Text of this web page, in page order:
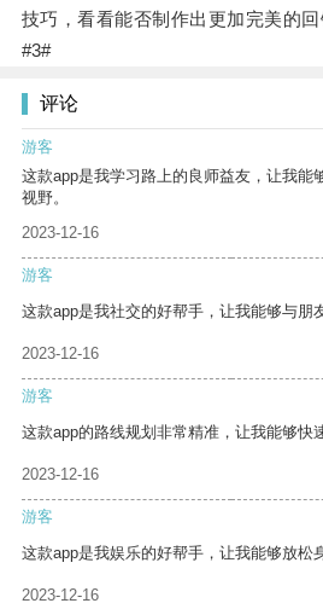
技巧，看看能否制作出更加完美的回
#3#
评论
游客
这款app是我学习路上的良师益友，让我能
视野。
2023-12-16
游客
这款app是我社交的好帮手，让我能够与朋
2023-12-16
游客
这款app的路线规划非常精准，让我能够快
2023-12-16
游客
这款app是我娱乐的好帮手，让我能够放松
2023-12-16